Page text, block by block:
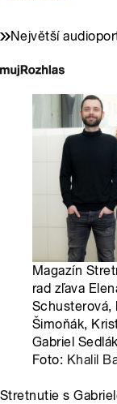
Největší
Magazín
rad zľava
Schusterová,
Šimoňák,
Gabriel
Foto: Khalil
Stretnutie s